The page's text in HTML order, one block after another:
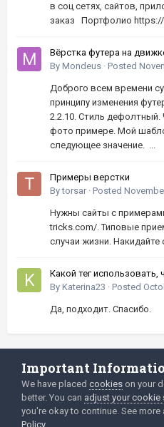
в соц сетях, сайтов,
заказ Портфолио
Вёрстка футера на
By Mondeus · Posted
Доброго всем времени
принципу изменения
2.2.10. Стиль дефолтный.
фото примере. Мой
следующее значение. ...
Примеры верстки
Bytorsar · Posted
Нужны сайты с
tricks.com/. Типовые
случаи жизни. Накидайте
Какой тег использовать,
кнопками вверх-вниз?
By Katerina23 · Posted
Да, подходит. Спасибо.
Language
2003-Today ©htmlforum.dev
Important
We have placed cookies on your
better. You can adjust your cookie
you're okay to continue. See more
Policy